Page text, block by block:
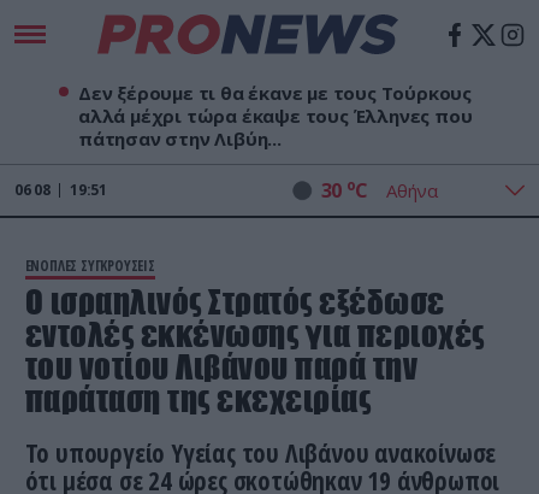
Δεν ξέρουμε τι θα έκανε με τους Τούρκους
αλλά μέχρι τώρα έκαψε τους Έλληνες που
πάτησαν στην Λιβύη...
06 08 19:51 30 oC
ΕΝΟΠΛΕΣ ΣΥΓΚΡΟΥΣΕΙΣ
Ο ισραηλινός Στρατός εξέδωσε
εντολές εκκένωσης για περιοχές
του νοτίου Λιβάνου παρά την
παράταση της εκεχειρίας
Το υπουργείο Υγείας του Λιβάνου ανακοίνωσε
ότι μέσα σε 24 ώρες σκοτώθηκαν 19 άνθρωποι